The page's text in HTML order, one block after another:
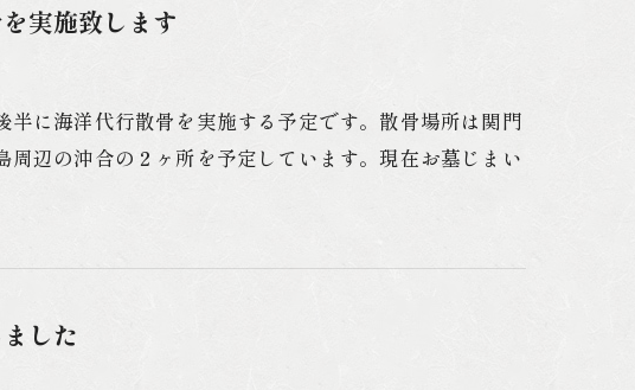
実施致します
に海洋代行散骨を実施する予定です。散骨場所は関門
辺の沖合の２ヶ所を予定しています。現在お墓じまい
した